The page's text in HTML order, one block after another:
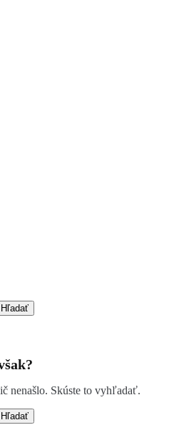
Hľadať
nenašlo. Skúste to vyhľadať.
Hľadať